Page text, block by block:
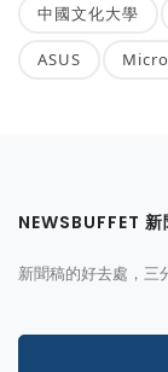
中國文化大學
ASUS
NEWSBUFFET
新聞稿的好去處，三